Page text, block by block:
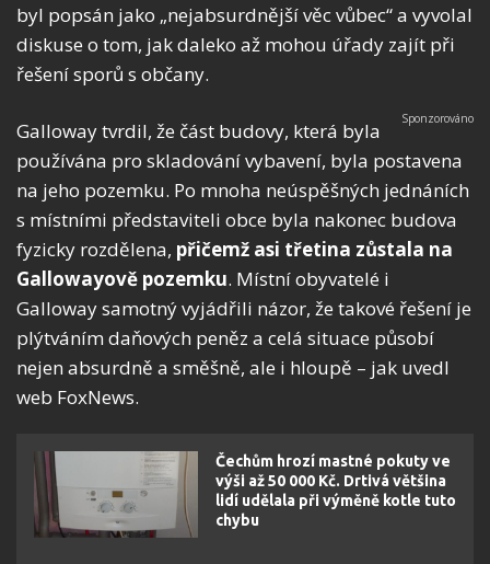
byl popsán jako „nejabsurdnější věc vůbec“ a vyvolal
diskuse o tom, jak daleko až mohou úřady zajít při
řešení sporů s občany.
Galloway tvrdil, že část budovy, která byla
používána pro skladování vybavení, byla postavena
na jeho pozemku. Po mnoha neúspěšných jednáních
s místními představiteli obce byla nakonec budova
fyzicky rozdělena, přičemž asi třetina zůstala na
Gallowayově pozemku. Místní obyvatelé i
Galloway samotný vyjádřili názor, že takové řešení je
plýtváním daňových peněz a celá situace působí
nejen absurdně a směšně, ale i hloupě – jak uvedl
web FoxNews.
Čechům hrozí mastné pokuty ve
výši až 50 000 Kč. Drtivá většina
lidí udělala při výměně kotle tuto
chybu